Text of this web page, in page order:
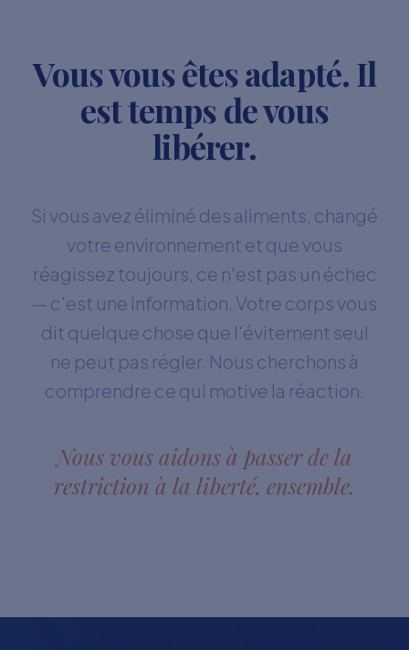
Vous vous êtes adapté. Il
est temps de vous
libérer.
Si vous avez éliminé des aliments, changé
votre environnement et que vous
réagissez toujours, ce n'est pas un échec
— c'est une information. Votre corps vous
dit quelque chose que l'évitement seul
ne peut pas régler. Nous cherchons à
comprendre ce qui motive la réaction.
Nous vous aidons à passer de la
restriction à la liberté, ensemble.